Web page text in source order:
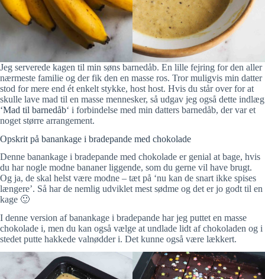
Jeg serverede kagen til min søns barnedåb. En lille fejring for den aller
nærmeste familie og der fik den en masse ros. Tror muligvis min datter
stod for mere end ét enkelt stykke, host host. Hvis du står over for at
skulle lave mad til en masse mennesker, så udgav jeg også dette indlæg
‘Mad til barnedåb‘ i forbindelse med min datters barnedåb, der var et
noget større arrangement.
Opskrit på banankage i bradepande med chokolade
Denne banankage i bradepande med chokolade er genial at bage, hvis
du har nogle modne bananer liggende, som du gerne vil have brugt.
Og ja, de skal helst være modne – tæt på ‘nu kan de snart ikke spises
længere’. Så har de nemlig udviklet mest sødme og det er jo godt til en
kage 🙂
I denne version af banankage i bradepande har jeg puttet en masse
chokolade i, men du kan også vælge at undlade lidt af chokoladen og i
stedet putte hakkede valnødder i. Det kunne også være lækkert.